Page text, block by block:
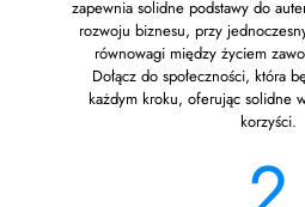
zapewnia solidne podstawy do
rozwoju biznesu, przy
równowagi między życiem
Dołącz do społeczności, która
każdym kroku, oferując solidne
korzyści.